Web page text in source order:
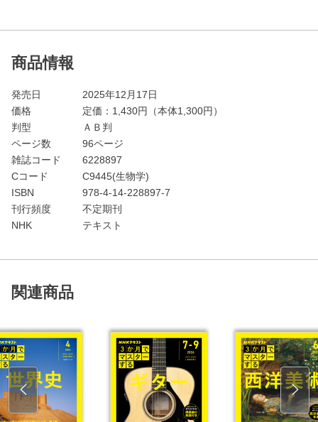
商品情報
発売日
2025年12月17日
価格
定価： 1,430円（本体1,300円）
判型
ＡＢ判
ページ数
96ページ
雑誌コード
6228897
Cコード
C9445(生物学)
ISBN
978-4-14-228897-7
刊行頻度
不定期刊
NHK
テキスト
関連商品